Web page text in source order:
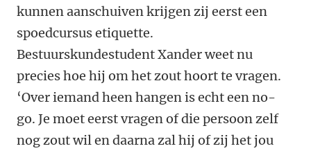
kunnen aanschuiven krijgen zij eerst een
spoedcursus etiquette.
Bestuurskundestudent Xander weet nu
precies hoe hij om het zout hoort te vragen.
‘Over iemand heen hangen is echt een no-
go. Je moet eerst vragen of die persoon zelf
nog zout wil en daarna zal hij of zij het jou